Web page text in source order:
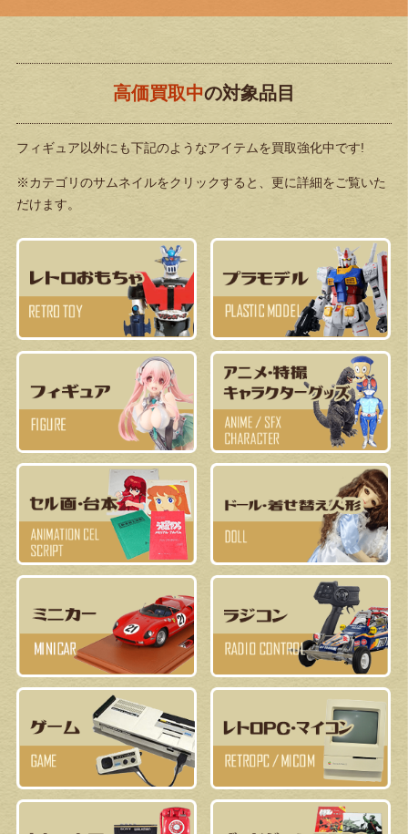
高価買取中の対象品目
フィギュア以外にも下記のようなアイテムを買取強化中です!
※カテゴリのサムネイルをクリックすると、更に詳細をご覧いた
だけます。